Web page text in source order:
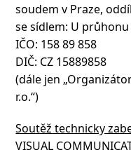
soudem v Praze,
se sídlem: U průhonu
IČO: 158 89 858
DIČ: CZ 15889858
(dále jen
r.o.“)
Soutěž technicky
VISUAL